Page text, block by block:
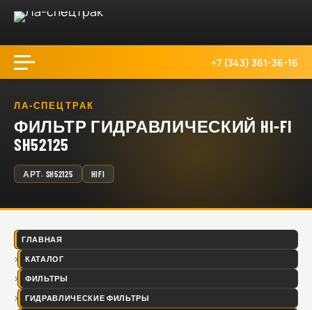
+7 (343) 361-36-16
ЛА-СПЕЦТРАК
ФИЛЬТР ГИДРАВЛИЧЕСКИЙ HI-FI
SH52125
АРТ. SH52125 HIFI
ГЛАВНАЯ
КАТАЛОГ
ФИЛЬТРЫ
ГИДРАВЛИЧЕСКИЕ ФИЛЬТРЫ